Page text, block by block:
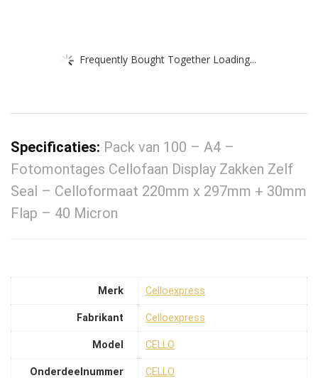
Frequently Bought Together Loading...
Specificaties: Pack van 100 – A4 –
Fotomontages Cellofaan Display Zakken Zelf
Seal – Celloformaat 220mm x 297mm + 30mm
Flap – 40 Micron
Merk ‎Celloexpress
Fabrikant ‎Celloexpress
Model ‎CELLO
Onderdeelnummer ‎CELLO